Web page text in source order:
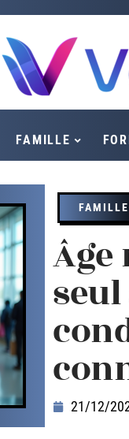
FAMILLE
FAMILLE
21/12/